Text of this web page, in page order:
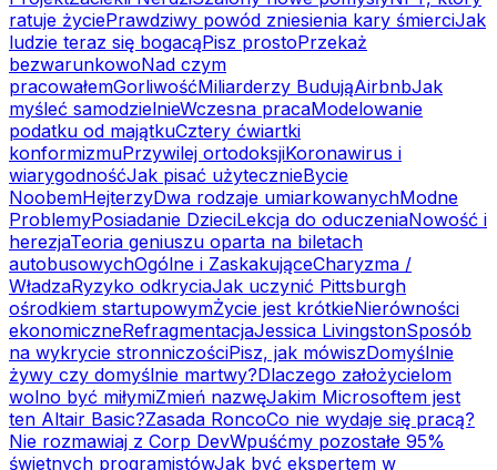
ratuje życiePrawdziwy powód zniesienia kary śmierciJak
ludzie teraz się bogacąPisz prostoPrzekaż
bezwarunkowoNad czym
pracowałemGorliwośćMiliarderzy BudująAirbnbJak
myśleć samodzielnieWczesna pracaModelowanie
podatku od majątkuCztery ćwiartki
konformizmuPrzywilej ortodoksjiKoronawirus i
wiarygodnośćJak pisać użytecznieBycie
NoobemHejterzyDwa rodzaje umiarkowanychModne
ProblemyPosiadanie DzieciLekcja do oduczeniaNowość i
herezjaTeoria geniuszu oparta na biletach
autobusowychOgólne i ZaskakująceCharyzma /
WładzaRyzyko odkryciaJak uczynić Pittsburgh
ośrodkiem startupowymŻycie jest krótkieNierówności
ekonomiczneRefragmentacjaJessica LivingstonSposób
na wykrycie stronniczościPisz, jak mówiszDomyślnie
żywy czy domyślnie martwy?Dlaczego założycielom
wolno być miłymiZmień nazwęJakim Microsoftem jest
ten Altair Basic?Zasada RoncoCo nie wydaje się pracą?
Nie rozmawiaj z Corp DevWpuśćmy pozostałe 95%
świetnych programistówJak być ekspertem w